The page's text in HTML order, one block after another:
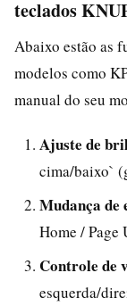
teclados
Abaixo estão as
modelos como
manual do seu
Ajuste de
cima/baixo`
Mudança de
Home / Page
Controle de
esquerda/